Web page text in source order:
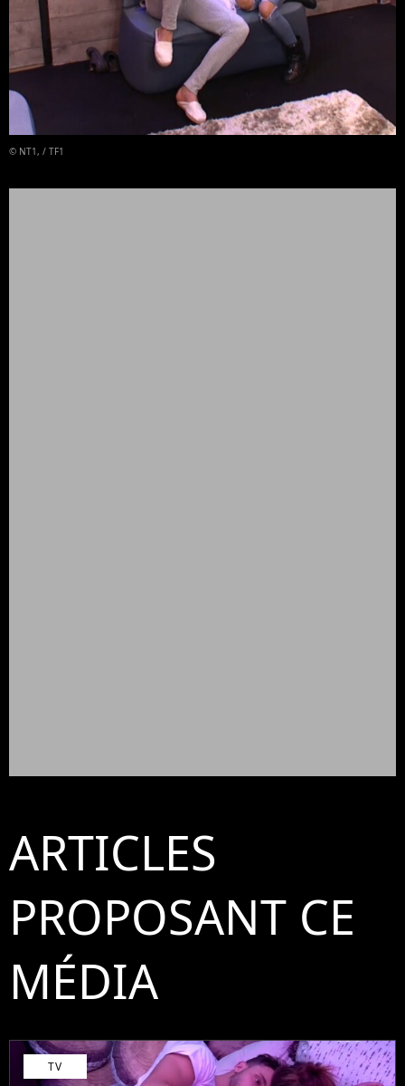
© NT1, / TF1
ARTICLES
PROPOSANT CE
MÉDIA
TV